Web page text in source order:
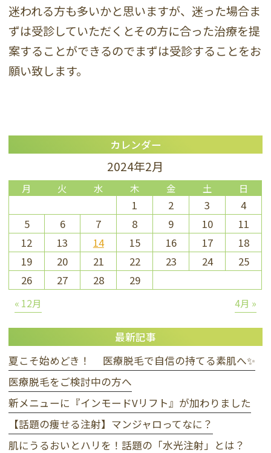
迷われる方も多いかと思いますが、迷った場合ま
ずは受診していただくとその方に合った治療を提
案することができるのでまずは受診することをお
願い致します。
カレンダー
2024年2月
月 火 水 木 金 土 日
1 2 3
4
5
6 7 8 9 10
11
12
13 14 15 16 17
18
19
20 21 22 23 24
25
26
27 28 29
« 12月 4月 »
最新記事
夏こそ始めどき！ 医療脱毛で自信の持てる素肌へ✨
医療脱毛をご検討中の方へ
新メニューに『インモードVリフト』が加わりました
【話題の痩せる注射】マンジャロってなに？
肌にうるおいとハリを！話題の「水光注射」とは？